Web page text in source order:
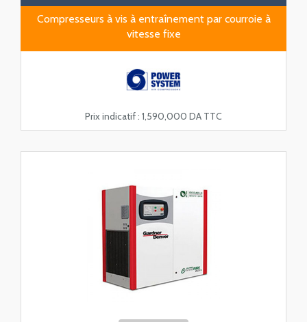
Compresseurs à vis à entraînement par courroie à
vitesse fixe
Prix indicatif : 1,590,000 DA TTC